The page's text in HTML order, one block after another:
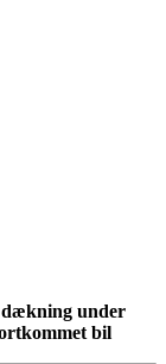
dækning under
bil